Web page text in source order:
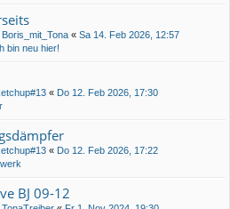
Boris_mit_Tona « Sa 14. Feb 2026, 12:57
bin neu hier!
« Do 12. Feb 2026, 17:30
« Do 12. Feb 2026, 17:22
BJ 09-12